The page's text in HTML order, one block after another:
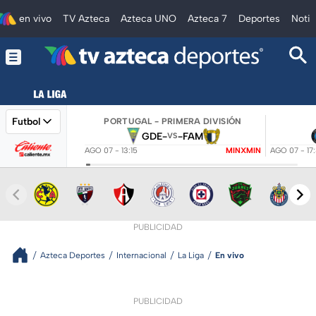
en vivo TV Azteca Azteca UNO Azteca 7 Deportes
Futbol PORTUGAL - PRIMERA DIVISIÓN
GDE-VS-FAM
AGO 07 - 13:15 MINXMIN AGO 07 -
PUBLICIDAD
Azteca Deportes Internacional La Liga En vivo
PUBLICIDAD